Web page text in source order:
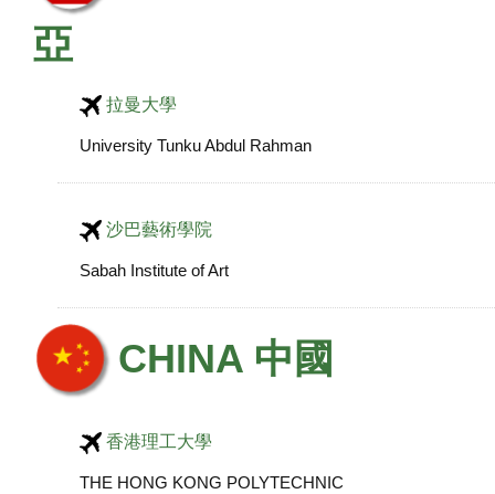
亞
拉曼大學
University Tunku Abdul Rahman
沙巴藝術學院
Sabah Institute of Art
CHINA 中國
香港理工大學
THE HONG KONG POLYTECHNIC